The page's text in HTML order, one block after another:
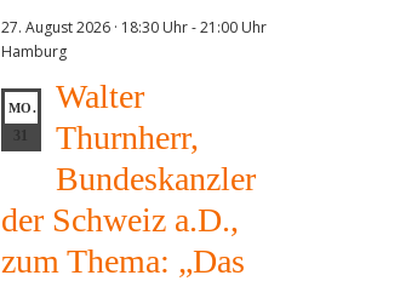
27. August 2026 · 18:30 Uhr-21:00 Uhr
Hamburg
MO.
Walter
Thurnherr,
Bundeskanzler
der Schweiz a.D.,
zum Thema: „Das